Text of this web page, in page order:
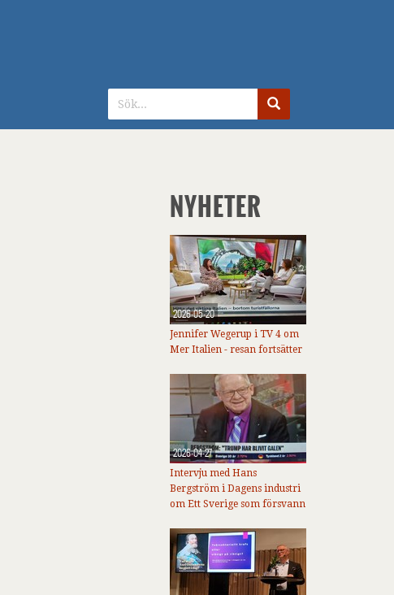
NYHETER
2026-05-20
Jennifer Wegerup i TV 4 om
Mer Italien - resan fortsätter
2026-04-27
Intervju med Hans
Bergström i Dagens industri
om Ett Sverige som försvann